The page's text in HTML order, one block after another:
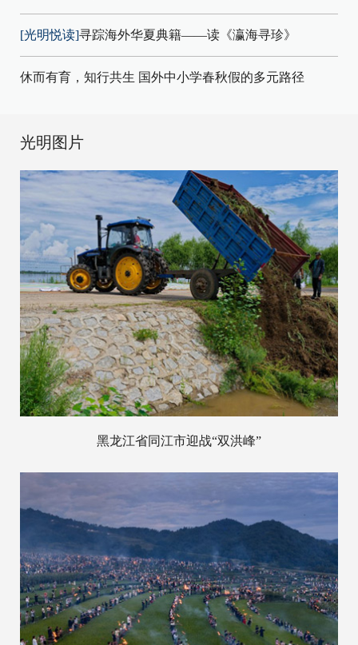
[光明悦读]寻踪海外华夏典籍——读《瀛海寻珍》
休而有育，知行共生 国外中小学春秋假的多元路径
光明图片
黑龙江省同江市迎战“双洪峰”